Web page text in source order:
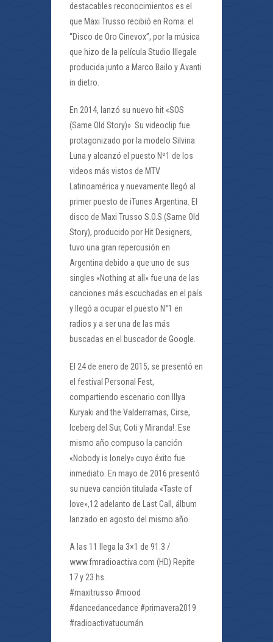
destacables reconocimientos es el
que Maxi Trusso recibió en Roma: el
“Disco de Oro Cinevox”, por la música
que hizo de la película Studio Illegale
producida junto a Marco Bailo y Avanti
in dietro.
En 2014, lanzó su nuevo hit «SOS
(Same Old Story)». Su videoclip fue
protagonizado por la modelo Silvina
Luna y alcanzó el puesto Nº1 de los
videos más vistos de MTV
Latinoamérica y nuevamente llegó al
primer puesto de iTunes Argentina. El
disco de Maxi Trusso S.O.S (Same Old
Story), producido por Hit Designers,
tuvo una gran repercusión en
Argentina debido a que uno de sus
singles «Nothing at all» fue una de las
canciones más escuchadas en el país
y llegó a ocupar el puesto N°1 en
radios y a ser una de las más
buscadas en el buscador de Google.
El 24 de enero de 2015, se presentó en
el festival Personal Fest,
compartiendo escenario con Illya
Kuryaki and the Valderramas, Cirse,
Iceberg del Sur, Coti y Miranda!. Ese
mismo año compuso la canción
«Nobody is lonely» cuyo éxito fue
inmediato. En mayo de 2016 presentó
su nueva canción titulada «Taste of
love»,12 adelanto de Last Call, álbum
lanzado en agosto del mismo año.
A las 11 llega la 3×1 de 91.3 /
www.fmradioactiva.com (HD) Repite
17 y 23 hs.
#maxitrusso #mood
#dancedancedance #primavera2019
#radioactivatucumán